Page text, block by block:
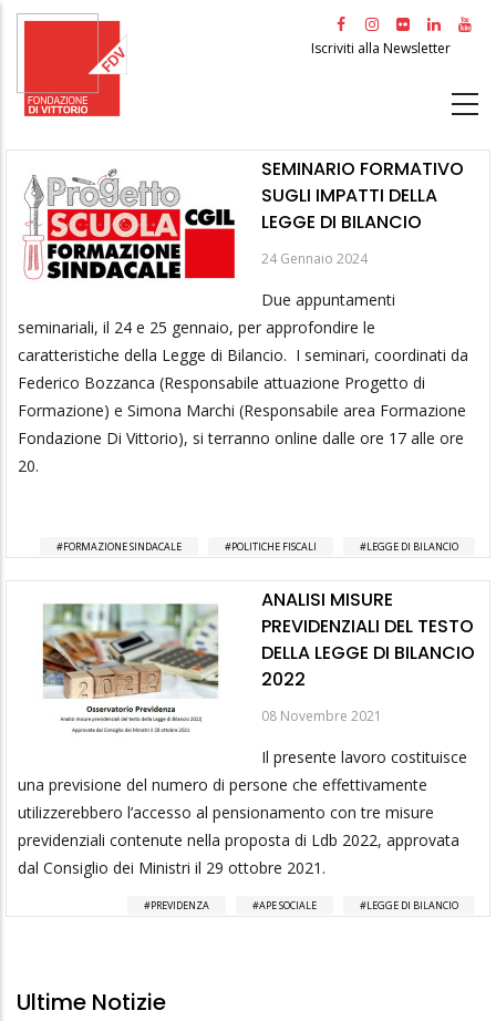
Salta
principale
Iscriviti alla Newsletter
SEMINARIO FORMATIVO
SUGLI IMPATTI DELLA
LEGGE DI BILANCIO
24 Gennaio 2024
Due appuntamenti
seminariali, il 24 e 25 gennaio, per approfondire le
caratteristiche della Legge di Bilancio. I seminari, coordinati da
Federico Bozzanca (Responsabile attuazione Progetto di
Formazione) e Simona Marchi (Responsabile area Formazione
Fondazione Di Vittorio), si terranno online dalle ore 17 alle ore
20.
FORMAZIONE SINDACALE POLITICHE FISCALI LEGGE DI BILANCIO
ANALISI MISURE
PREVIDENZIALI DEL TESTO
DELLA LEGGE DI BILANCIO
2022
08 Novembre 2021
Il presente lavoro costituisce
una previsione del numero di persone che effettivamente
utilizzerebbero l’accesso al pensionamento con tre misure
previdenziali contenute nella proposta di Ldb 2022, approvata
dal Consiglio dei Ministri il 29 ottobre 2021.
PREVIDENZA APE SOCIALE LEGGE DI BILANCIO
Ultime Notizie